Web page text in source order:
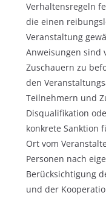
Verhaltensregeln
die einen
Veranstaltung
Anweisungen sind
Zuschauern zu
den
Teilnehmern und
Disqualifikation
konkrete Sanktion
Ort vom
Personen nach
Berücksichtigung
und der